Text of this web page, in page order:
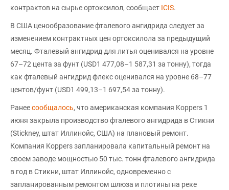
контрактов на сырье ортоксилол, сообщает ICIS.
В США ценообразование фталевого ангидрида следует за
изменением контрактных цен ортоксилола за предыдущий
месяц. Фталевый ангидрид для литья оценивался на уровне
67–72 цента за фунт (USD1 477,08–1 587,31 за тонну), тогда
как фталевый ангидрид флекс оценивался на уровне 68–77
центов/фунт (USD1 499,13–1 697,54 за тонну).
Ранеесообщалось, что американская компания Koppers 1
июня закрыла производство фталевого ангидрида в Стикни
(Stickney, штат Иллинойс, США) на плановый ремонт.
Компания Koppers запланировала капитальный ремонт на
своем заводе мощностью 50 тыс. тонн фталевого ангидрида
в год в Стикни, штат Иллинойс, одновременно с
запланированным ремонтом шлюза и плотины на реке